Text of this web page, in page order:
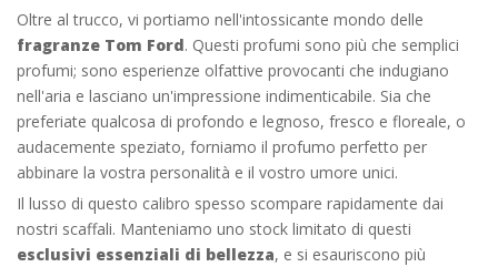
Oltre al trucco, vi portiamo nell'intossicante mondo delle
fragranze Tom Ford. Questi profumi sono più che semplici
profumi; sono esperienze olfattive provocanti che indugiano
nell'aria e lasciano un'impressione indimenticabile. Sia che
preferiate qualcosa di profondo e legnoso, fresco e floreale, o
audacemente speziato, forniamo il profumo perfetto per
abbinare la vostra personalità e il vostro umore unici.
Il lusso di questo calibro spesso scompare rapidamente dai
nostri scaffali. Manteniamo uno stock limitato di questi
esclusivi essenziali di bellezza, e si esauriscono più